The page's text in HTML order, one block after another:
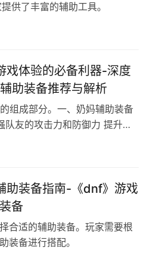
供了丰富的辅助工具。
戏体验的必备利器-深度
助装备推荐与解析
组成部分。一、奶妈辅助装备
友的攻击力和防御力 提升队
助装备指南-《dnf》游戏
备
合适的辅助装备。玩家需要根
装备进行搭配。